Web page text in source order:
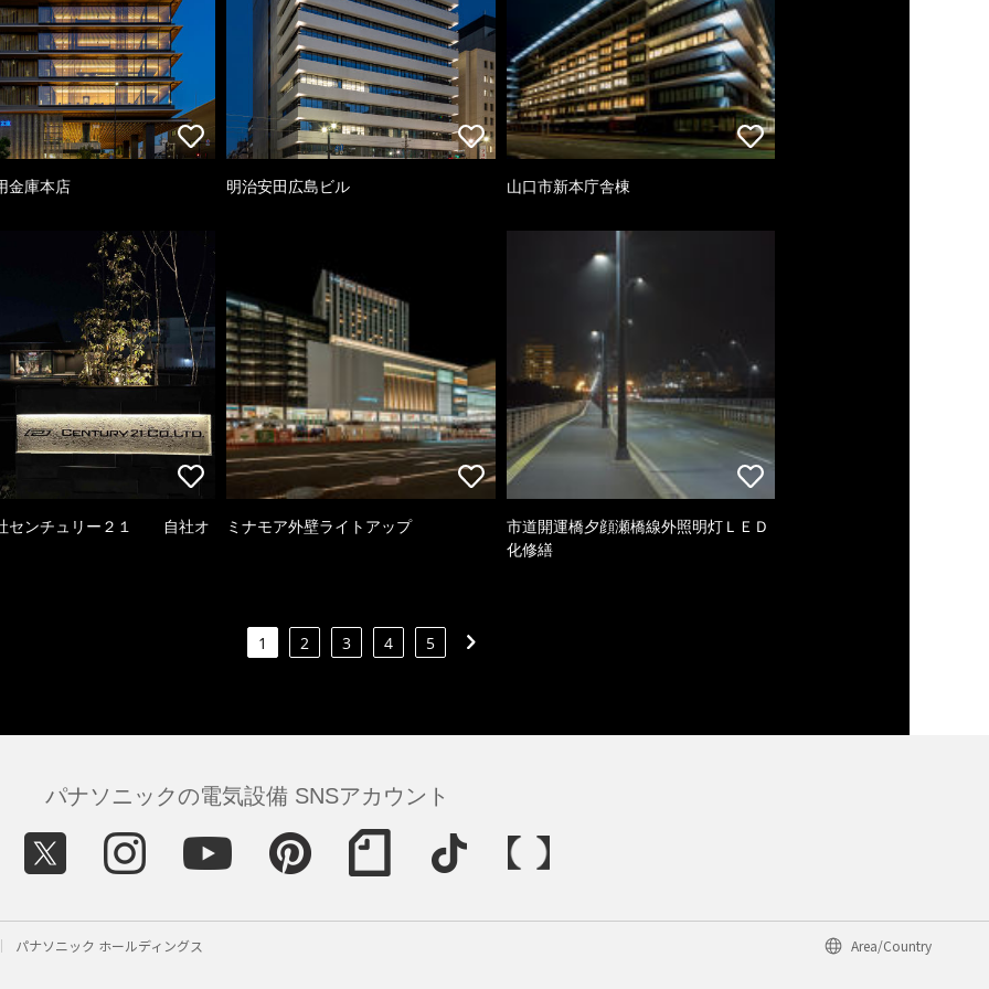
金庫本店 明治安田広島ビル 山口市新本庁舎棟
センチュリー２１ 自社オ ミナモア外壁ライトアップ
市道開運橋夕顔瀬橋線外照明灯ＬＥＤ
化修繕
1 2 3 4 5
パナソニックの電気設備 SNSアカウント
パナソニック ホールディングス Area/Country